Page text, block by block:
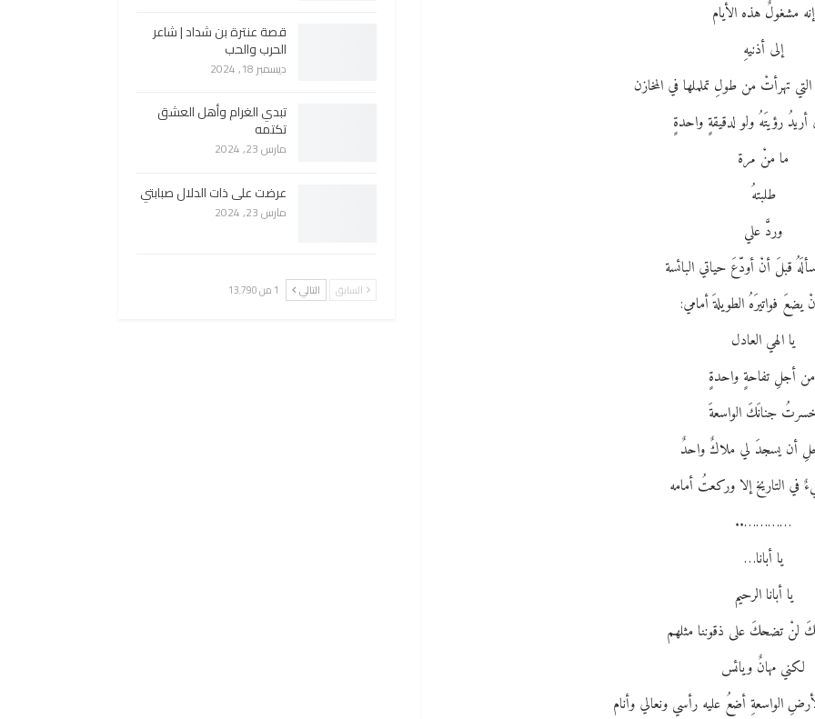
إنه مشغولٌ هذه الأيام
إلى أذنيهِ
تهرأتْ من طولِ تململها في المخازن
رؤيتَهُ ولو لدقيقةٍ واحدةٍ
ما منْ مرة
طلبتهُ
وردَّ علي
قبلَ أنْ أودّعَ حياتي البائسة
يضعَ فواتيرَهُ الطويلةَ أمامي:
يا الهي العادل
أجلِ تفاحةٍ واحدةٍ
جنانَكَ الواسعةَ
أن يسجدَ لي ملاكٌ واحدٌ
في التاريخ إلا وركعتُ أمامه
…………..
يا أبانا…
يا أبانا الرحيم
لنْ تضحكَ على ذقوننا مثلهم
لكني مهانٌ ويائس
الواسعةِ أضعُ عليه رأسي ونعالي وأنام
قصة عنترة بن شداد | شاعر
الحرب والحب
ديسمبر 18, 2024
تبدي الغرام وأهل العشق
تكتمه
مارس 23, 2024
عرضت على ذات الدلال صبابتي
مارس 23, 2024
السابق التالي 1 من 13٬790